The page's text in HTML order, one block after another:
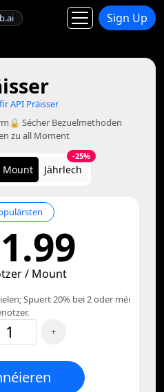
Sign Up
fir API Präisser
🔒 Sécher Bezuelmethoden
zu all Moment
Mount Jährlech
-25%
/ Mount
Spuert 20% bei 2 oder méi
+